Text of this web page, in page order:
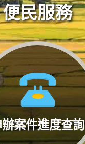
便民服務
辦案件進度查詢